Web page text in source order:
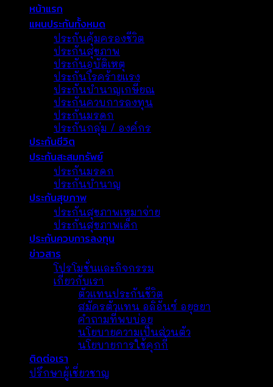
หน้าแรก
แผนประกันทั้งหมด
ประกันคุ้มครองชีวิต
ประกันสุขภาพ
ประกันอุบัติเหตุ
ประกันโรคร้ายแรง
ประกันบำนาญเกษียณ
ประกันควบการลงทุน
ประกันมรดก
ประกันกลุ่ม / องค์กร
ประกันชีวิต
ประกันสะสมทรัพย์
ประกันมรดก
ประกันบํานาญ
ประกันสุขภาพ
ประกันสุขภาพเหมาจ่าย
ประกันสุขภาพเด็ก
ประกันควบการลงทุน
ข่าวสาร
โปรโมชั่นและกิจกรรม
เกี่ยวกับเรา
ตัวแทนประกันชีวิต
สมัครตัวแทน อลิอันซ์ อยุธยา
คำถามที่พบบ่อย
นโยบายความเป็นส่วนตัว
นโยบายการใช้คุกกี้
ติดต่อเรา
ปรึกษาผู้เชี่ยวชาญ